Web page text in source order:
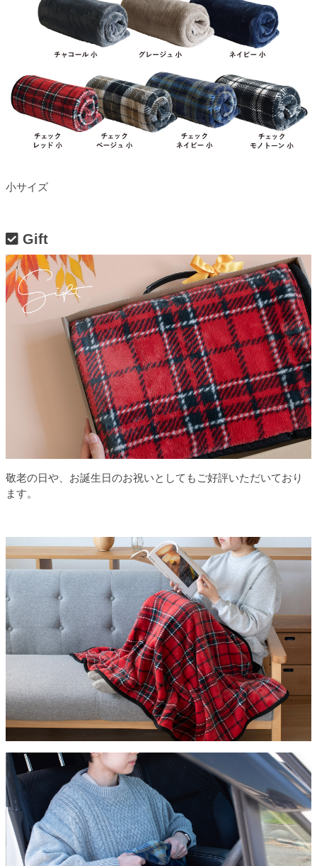
小サイズ
Gift
敬老の日や、お誕生日のお祝いとしてもご好評いただいており
ます。